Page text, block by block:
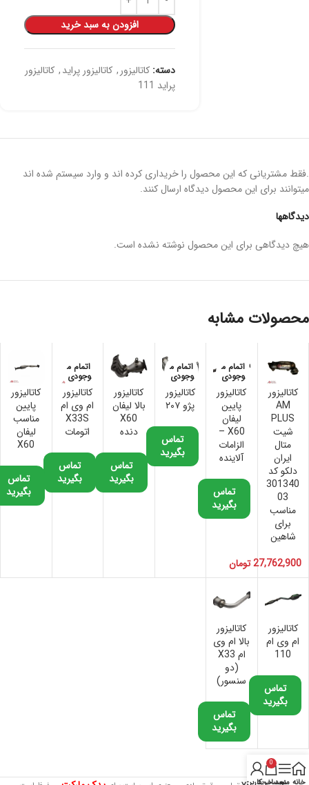
افزودن به سبد خرید
دسته: کاتالیزور, کاتالیزور پراید, کاتالیزور
پراید 111
دیدگاهها
هیچ دیدگاهی برای این محصول نوشته نشده است.
.فقط مشتریانی که این محصول را خریداری کرده اند و وارد سیستم شده اند
میتوانند برای این محصول دیدگاه ارسال کنند.
محصولات مشابه
کاتالیزور
AM
PLUS
شیت
متال
ایران
دلکو کد
301340
03
مناسب
برای
شاهین
27,762,900تومان
اتمام م
وجودی
کاتالیزور
پایین
لیفان
X60 –
الزامات
آلاینده
تماس
بگیرید
اتمام م
وجودی
کاتالیزور
پژو ۲۰۷
تماس
بگیرید
کاتالیزور
بالا لیفان
X60
دنده
تماس
بگیرید
اتمام م
وجودی
کاتالیزور
ام وی ام
X33S
اتومات
تماس
بگیرید
کاتالیزور
پایین
مناسب
لیفان
X60
تماس
بگیرید
کاتالیزور
ام وی ام
110
تماس
بگیرید
کاتالیزور
بالا ام وی
ام X33
(دو
سنسور)
تماس
بگیرید
خانه منو
0
سبد خرید
حساب کاربری من